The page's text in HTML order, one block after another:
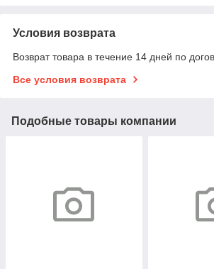
Условия возврата
Возврат товара в течение 14 дней по
Все условия возврата
Подобные товары компании